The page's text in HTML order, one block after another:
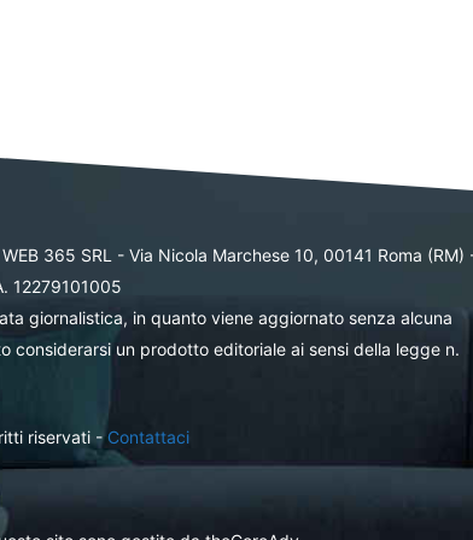
365 SRL - Via Nicola Marchese 10, 00141 Roma (RM)
12279101005
giornalistica, in quanto viene aggiornato senza alcuna
considerarsi un prodotto editoriale ai sensi della legge n.
riservati -Contattaci